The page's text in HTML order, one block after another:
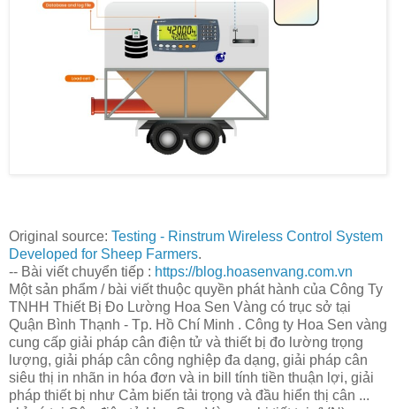
Original source: Testing - Rinstrum Wireless Control System
Developed for Sheep Farmers.
-- Bài viết chuyển tiếp : https://blog.hoasenvang.com.vn
Một sản phẩm / bài viết thuộc quyền phát hành của Công Ty
TNHH Thiết Bị Đo Lường Hoa Sen Vàng có trục sở tại
Quận Bình Thạnh - Tp. Hồ Chí Minh . Công ty Hoa Sen vàng
cung cấp giải pháp cân điện tử và thiết bị đo lường trọng
lượng, giải pháp cân công nghiệp đa dạng, giải pháp cân
siêu thị in nhãn in hóa đơn và in bill tính tiền thuận lợi, giải
pháp thiết bị như Cảm biến tải trọng và đầu hiển thị cân ...